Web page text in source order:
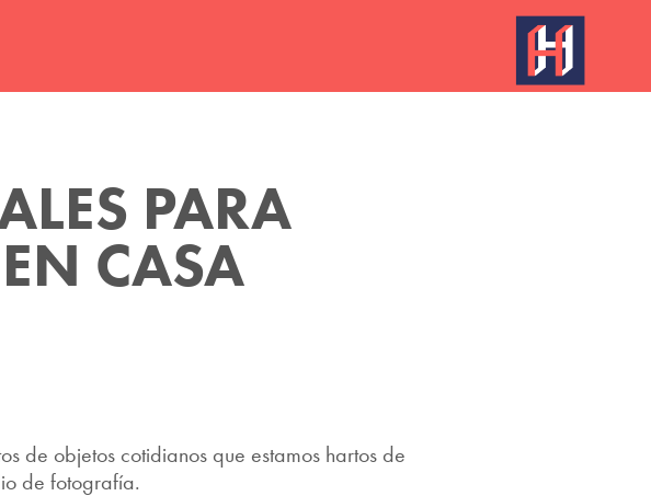
PARA
CASA
de objetos cotidianos que estamos hartos de
de fotografía.